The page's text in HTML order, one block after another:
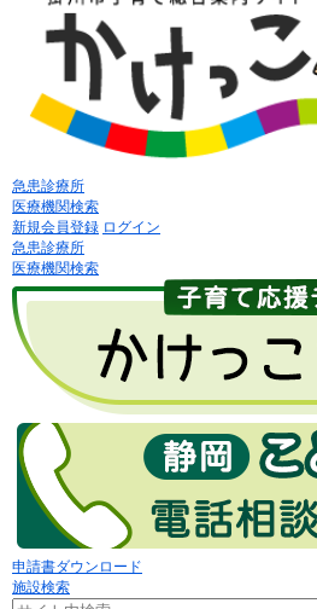
急患診療所
医療機関検索
新規会員登録 ログイン
急患診療所
医療機関検索
申請書ダウンロード
施設検索